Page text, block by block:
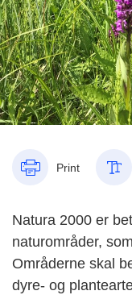
Print
Natura 2000 er
naturområder,
Områderne skal
dyre- og